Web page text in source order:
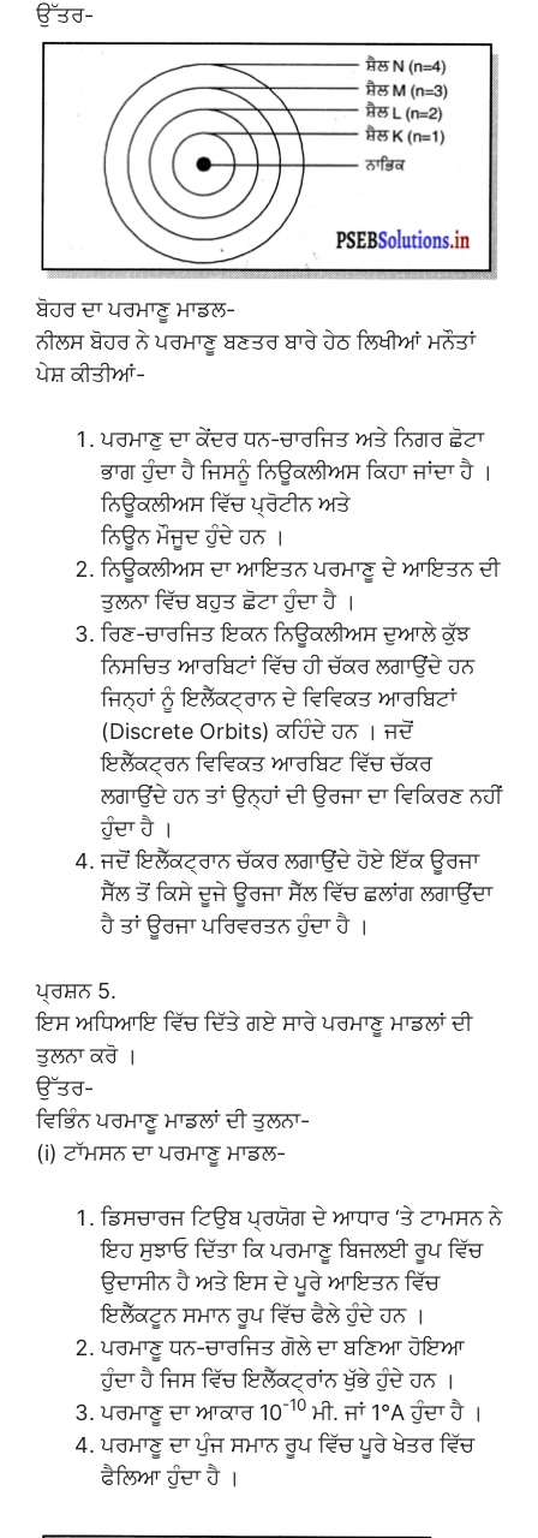
ਉੱਤਰ-
ਬੋਹਰ ਦਾ ਪਰਮਾਣੂ ਮਾਡਲ-
ਨੀਲਸ ਬੋਹਰ ਨੇ ਪਰਮਾਣੂ ਬਣਤਰ ਬਾਰੇ ਹੇਠ ਲਿਖੀਆਂ ਮਨੌਤਾਂ
ਪੇਸ਼ ਕੀਤੀਆਂ-
ਪਰਮਾਣੁ ਦਾ ਕੇਂਦਰ ਧਨ-ਚਾਰਜਿਤ ਅਤੇ ਨਿਗਰ ਛੋਟਾ
ਭਾਗ ਹੁੰਦਾ ਹੈ ਜਿਸਨੂੰ ਨਿਊਕਲੀਅਸ ਕਿਹਾ ਜਾਂਦਾ ਹੈ ।
ਨਿਊਕਲੀਅਸ ਵਿੱਚ ਪ੍ਰੋਟੀਨ ਅਤੇ
ਨਿਊਨ ਮੌਜੂਦ ਹੁੰਦੇ ਹਨ ।
ਨਿਊਕਲੀਅਸ ਦਾ ਆਇਤਨ ਪਰਮਾਣੂ ਦੇ ਆਇਤਨ ਦੀ
ਤੁਲਨਾ ਵਿੱਚ ਬਹੁਤ ਛੋਟਾ ਹੁੰਦਾ ਹੈ ।
ਰਿਣ-ਚਾਰਜਿਤ ਇਕਨ ਨਿਊਕਲੀਅਸ ਦੁਆਲੇ ਕੁੱਝ
ਨਿਸਚਿਤ ਆਰਬਿਟਾਂ ਵਿੱਚ ਹੀ ਚੱਕਰ ਲਗਾਉਂਦੇ ਹਨ
ਜਿਨ੍ਹਾਂ ਨੂੰ ਇਲੈੱਕਟ੍ਰਾਨ ਦੇ ਵਿਵਿਕਤ ਆਰਬਿਟਾਂ
(Discrete Orbits) ਕਹਿੰਦੇ ਹਨ । ਜਦੋਂ
ਇਲੈੱਕਟ੍ਰਨ ਵਿਵਿਕਤ ਆਰਬਿਟ ਵਿੱਚ ਚੱਕਰ
ਲਗਾਉਂਦੇ ਹਨ ਤਾਂ ਉਨ੍ਹਾਂ ਦੀ ਉਰਜਾ ਦਾ ਵਿਕਿਰਣ ਨਹੀਂ
ਹੁੰਦਾ ਹੈ ।
ਜਦੋਂ ਇਲੈੱਕਟ੍ਰਾਨ ਚੱਕਰ ਲਗਾਉਂਦੇ ਹੋਏ ਇੱਕ ਊਰਜਾ
ਸੈੱਲ ਤੋਂ ਕਿਸੇ ਦੂਜੇ ਊਰਜਾ ਸੈੱਲ ਵਿੱਚ ਛਲਾਂਗ ਲਗਾਉਂਦਾ
ਹੈ ਤਾਂ ਊਰਜਾ ਪਰਿਵਰਤਨ ਹੁੰਦਾ ਹੈ ।
ਪ੍ਰਸ਼ਨ 5.
ਇਸ ਅਧਿਆਇ ਵਿੱਚ ਦਿੱਤੇ ਗਏ ਸਾਰੇ ਪਰਮਾਣੂ ਮਾਡਲਾਂ ਦੀ
ਤੁਲਨਾ ਕਰੋ ।
ਉੱਤਰ-
ਵਿਭਿੰਨ ਪਰਮਾਣੂ ਮਾਡਲਾਂ ਦੀ ਤੁਲਨਾ-
(i) ਟਾੱਮਸਨ ਦਾ ਪਰਮਾਣੂ ਮਾਡਲ-
ਡਿਸਚਾਰਜ ਟਿਉਬ ਪ੍ਰਯੋਗ ਦੇ ਆਧਾਰ ‘ਤੇ ਟਾਮਸਨ ਨੇ
ਇਹ ਸੁਝਾਓ ਦਿੱਤਾ ਕਿ ਪਰਮਾਣੂ ਬਿਜਲਈ ਰੂਪ ਵਿੱਚ
ਉਦਾਸੀਨ ਹੈ ਅਤੇ ਇਸ ਦੇ ਪੂਰੇ ਆਇਤਨ ਵਿੱਚ
ਇਲੈੱਕਟੂਨ ਸਮਾਨ ਰੂਪ ਵਿੱਚ ਫੈਲੇ ਹੁੰਦੇ ਹਨ ।
ਪਰਮਾਣੂ ਧਨ-ਚਾਰਜਿਤ ਗੋਲੇ ਦਾ ਬਣਿਆ ਹੋਇਆ
ਹੁੰਦਾ ਹੈ ਜਿਸ ਵਿੱਚ ਇਲੈੱਕਟ੍ਰਾਂਨ ਖੁੱਭੇ ਹੁੰਦੇ ਹਨ ।
ਪਰਮਾਣੂ ਦਾ ਆਕਾਰ 10-10 ਮੀ. ਜਾਂ 1°A ਹੁੰਦਾ ਹੈ ।
ਪਰਮਾਣੂ ਦਾ ਪੁੰਜ ਸਮਾਨ ਰੂਪ ਵਿੱਚ ਪੂਰੇ ਖੇਤਰ ਵਿੱਚ
ਫੈਲਿਆ ਹੁੰਦਾ ਹੈ ।